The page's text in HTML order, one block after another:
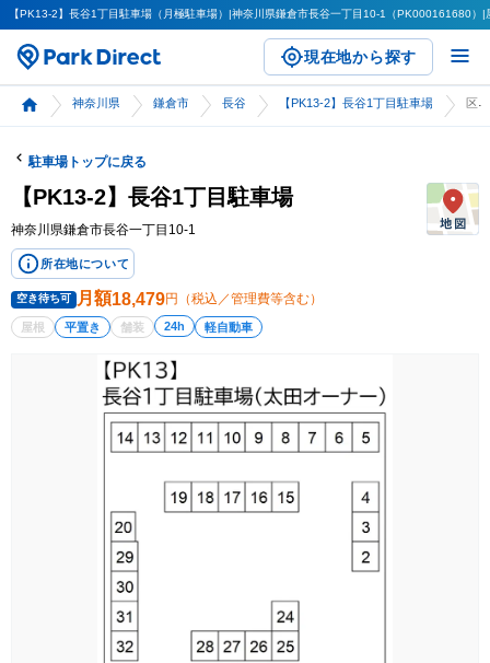
【PK13-2】長谷1丁目駐車場（月極駐車場）|神奈川県鎌倉市長谷一丁目10-1（PK000161680
現在地から探す
神奈川県 鎌倉市 長谷 【PK13-2】長谷1丁目駐車場
駐車場トップに戻る
【PK13-2】長谷1丁目駐車場
神奈川県鎌倉市長谷一丁目10-1
所在地について
空き待ち可 月額18,479円（税込／管理費等含む）
屋根 平置き 舗装 24h 軽自動車